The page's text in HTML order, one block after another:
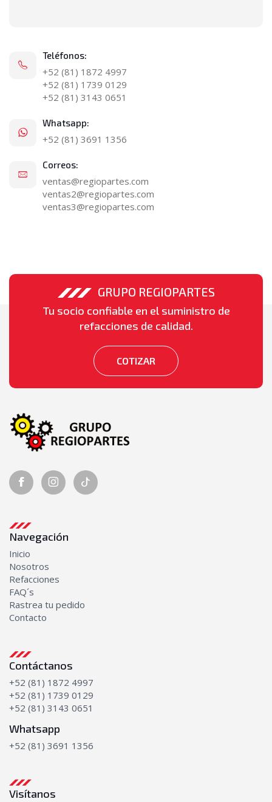
Teléfonos:
+52 (81) 1872 4997
+52 (81) 1739 0129
+52 (81) 3143 0651
Whatsapp:
+52 (81) 3691 1356
Correos:
ventas@regiopartes.com
ventas2@regiopartes.com
ventas3@regiopartes.com
GRUPO REGIOPARTES
Tu socio confiable en el suministro de
refacciones de calidad.
COTIZAR
Navegación
Inicio
Nosotros
Refacciones
FAQ´s
Rastrea tu pedido
Contacto
Contáctanos
+52 (81) 1872 4997
+52 (81) 1739 0129
+52 (81) 3143 0651
Whatsapp
+52 (81) 3691 1356
Visítanos